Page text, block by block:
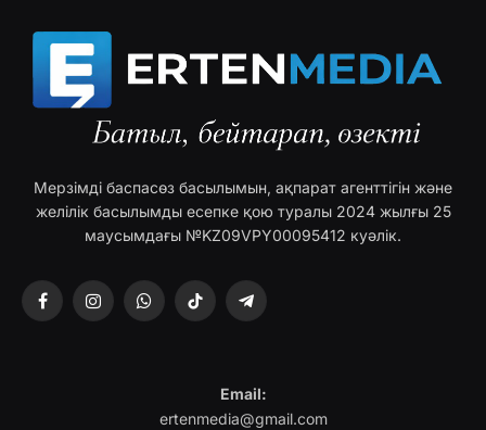
Мерзімді баспасөз басылымын, ақпарат агенттігін және
желілік басылымды есепке қою туралы 2024 жылғы 25
маусымдағы №KZ09VPY00095412 куәлік.
FacebookInstagramWhatsAppTikTok Telegram
Email:
ertenmedia@gmail.com